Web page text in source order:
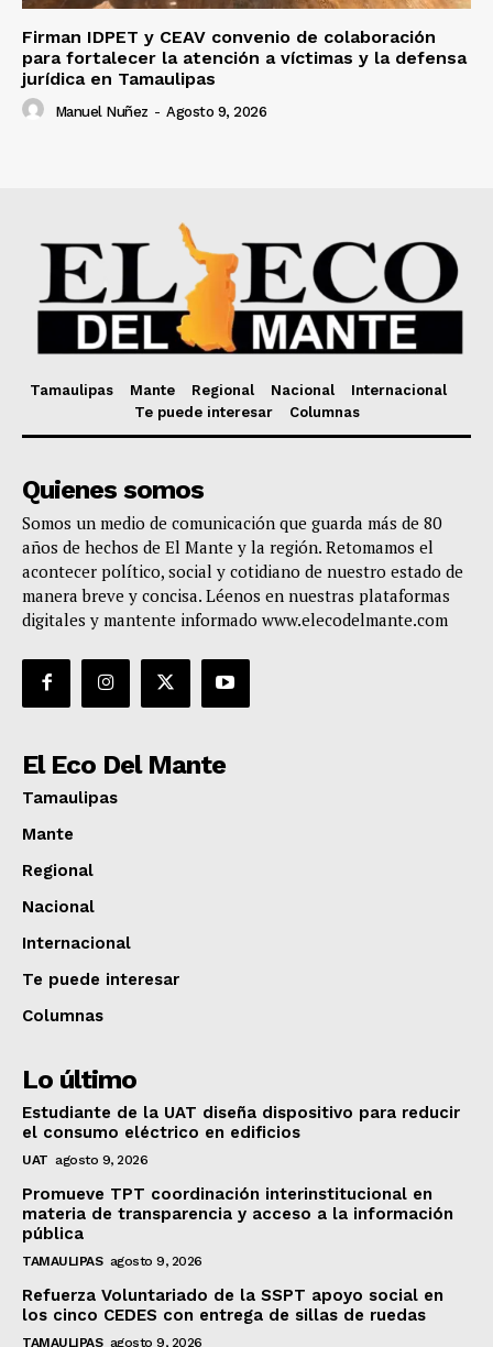
Firman IDPET y CEAV convenio de colaboración
para fortalecer la atención a víctimas y la defensa
jurídica en Tamaulipas
Manuel Nuñez - Agosto 9, 2026
Tamaulipas Mante Regional Nacional
Internacional
Te puede interesar
Columnas
Quienes somos
Somos un medio de comunicación que guarda más de 80
años de hechos de El Mante y la región. Retomamos el
acontecer político, social y cotidiano de nuestro estado de
manera breve y concisa. Léenos en nuestras plataformas
digitales y mantente informado www.elecodelmante.com
El Eco Del Mante
Tamaulipas
Mante
Regional
Nacional
Internacional
Te puede interesar
Columnas
Lo último
Estudiante de la UAT diseña dispositivo para reducir
el consumo eléctrico en edificios
UAT agosto 9, 2026
Promueve TPT coordinación interinstitucional en
materia de transparencia y acceso a la información
pública
TAMAULIPAS agosto 9, 2026
Refuerza Voluntariado de la SSPT apoyo social en
los cinco CEDES con entrega de sillas de ruedas
TAMAULIPAS agosto 9, 2026